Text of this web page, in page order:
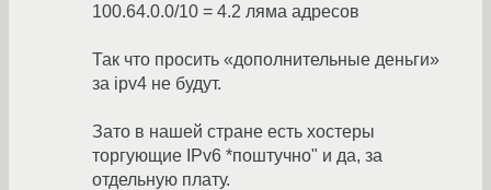
100.64.0.0/10 = 4.2 ляма адресов
Так что просить «дополнительные деньги»
за ipv4 не будут.
Зато в нашей стране есть хостеры
торгующие IPv6 *поштучно" и да, за
отдельную плату.